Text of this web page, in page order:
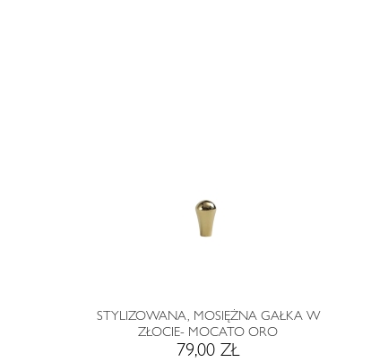
STYLIZOWANA, MOSIĘŻNA GAŁKA W
ZŁOCIE- MOCATO ORO
79,00 ZŁ